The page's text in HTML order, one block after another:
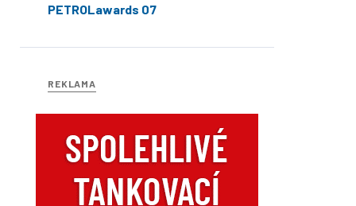
PETROLawards 07
REKLAMA